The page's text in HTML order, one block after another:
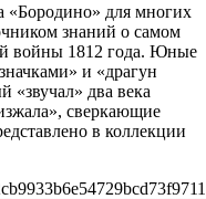
«Бородино» для многих
знаний о самом
войны 1812 года. Юные
и «драгун
«звучал» два века
сверкающие
в коллекции